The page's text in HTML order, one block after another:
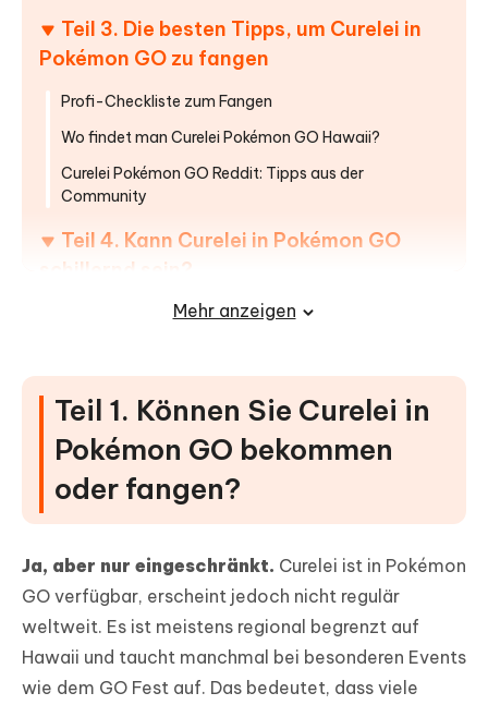
Teil 3. Die besten Tipps, um Curelei in
Pokémon GO zu fangen
Profi-Checkliste zum Fangen
Wo findet man Curelei Pokémon GO Hawaii?
Curelei Pokémon GO Reddit: Tipps aus der
Community
Teil 4. Kann Curelei in Pokémon GO
schillernd sein?
Teil 5. Profi-Tipp: Wie fängt man
einfach?
So verwenden Sie iAnyGo, um Curelei zu fangen
FAQ: Wie fängt man Curelei in Pokémon
GO?
Mehr anzeigen
Teil 1. Können Sie Curelei in
Pokémon GO bekommen
oder fangen?
Ja, aber nur eingeschränkt. Curelei ist in Pokémon
GO verfügbar, erscheint jedoch nicht regulär
weltweit. Es ist meistens regional begrenzt auf
Hawaii und taucht manchmal bei besonderen Events
wie dem GO Fest auf. Das bedeutet, dass viele